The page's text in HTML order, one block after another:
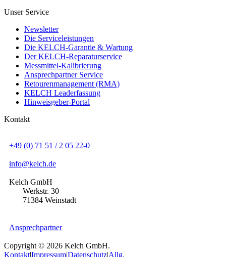
Unser Service
Newsletter
Die Serviceleistungen
Die KELCH-Garantie & Wartung
Der KELCH-Reparaturservice
Messmittel-Kalibrierung
Ansprechpartner Service
Retourenmanagement (RMA)
KELCH Leaderfassung
Hinweisgeber-Portal
Kontakt
+49 (0) 71 51 / 2 05 22-0
info@kelch.de
Kelch GmbH
Werkstr. 30
71384 Weinstadt
Ansprechpartner
Copyright © 2026 Kelch GmbH.
Kontakt|Impressum|Datenschutz|Allg.